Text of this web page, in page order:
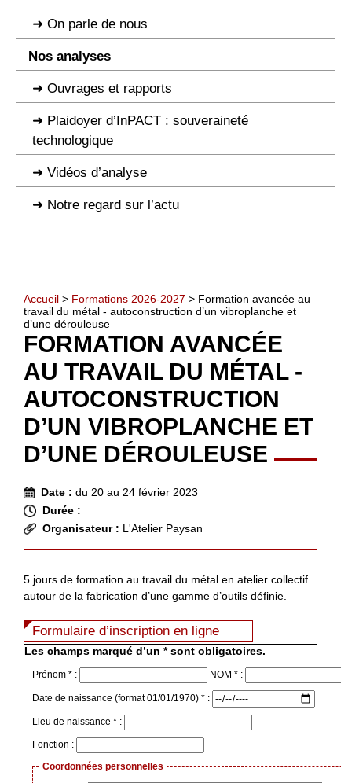
On parle de nous
Nos analyses
Ouvrages et rapports
Plaidoyer d’InPACT : souveraineté
technologique
Vidéos d’analyse
Notre regard sur l’actu
Accueil > Formations 2026-2027 > Formation avancée au
travail du métal - autoconstruction d’un vibroplanche et
d’une dérouleuse
FORMATION AVANCÉE
AU TRAVAIL DU MÉTAL -
AUTOCONSTRUCTION
D’UN VIBROPLANCHE ET
D’UNE DÉROULEUSE
Date : du 20 au 24 février 2023
Durée :
Organisateur : L'Atelier Paysan
5 jours de formation au travail du métal en atelier collectif
autour de la fabrication d’une gamme d’outils définie.
Formulaire d’inscription en ligne
Les champs marqué d’un * sont obligatoires.
Prénom * : NOM * :
Date de naissance (format 01/01/1970) * :
Lieu de naissance * :
Fonction :
Coordonnées personnelles